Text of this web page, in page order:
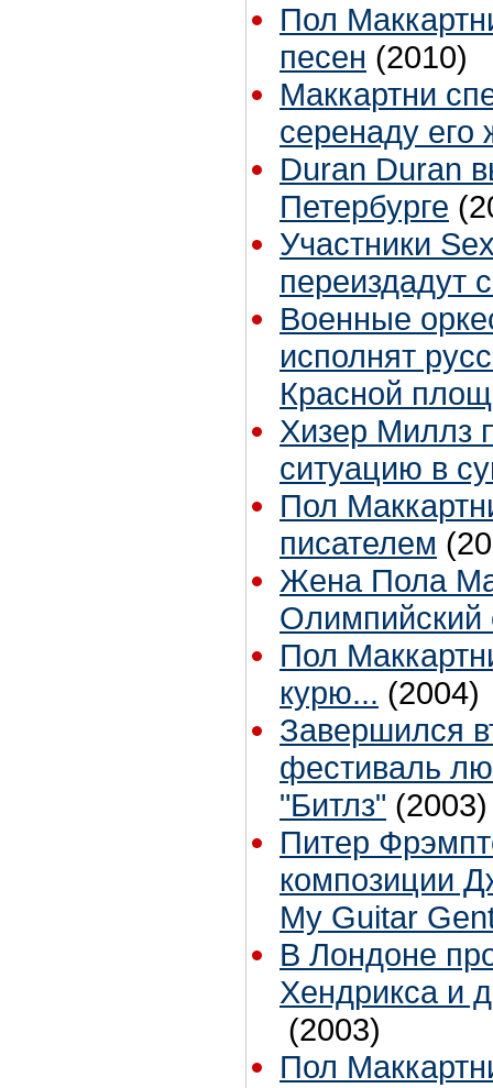
Пол
песен (2010)
Маккартни
серенаду его
Duran Duran
Петербурге
Участники
переиздадут
Военные
исполнят
Красной
Хизер Миллз
ситуацию в
Пол
писателем
Жена Пола
Олимпийский
Пол
курю... (2004)
Завершился
фестиваль
"Битлз" (2003)
Питер
композиции
My Guitar
В Лондоне
Хендрикса и
(2003)
Пол